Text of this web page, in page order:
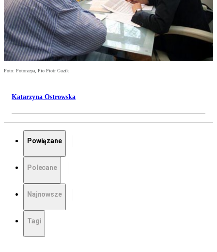
Foto: Fotorzepa, Pio Piotr Guzik
Katarzyna Ostrowska
Powiązane
Polecane
Najnowsze
Tagi